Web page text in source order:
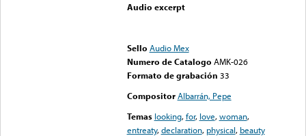
Audio excerpt
Sello Audio Mex
Numero de Catalogo AMK-026
Formato de grabación 33
Compositor Albarrán, Pepe
Temas looking,for, love,woman,
entreaty,declaration, physical, beauty